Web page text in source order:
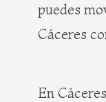
puedes
Cáceres
En